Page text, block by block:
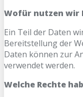
Wofür nutzen wir
Ein Teil der Daten
Bereitstellung der
Daten können zur
verwendet werden.
Welche Rechte